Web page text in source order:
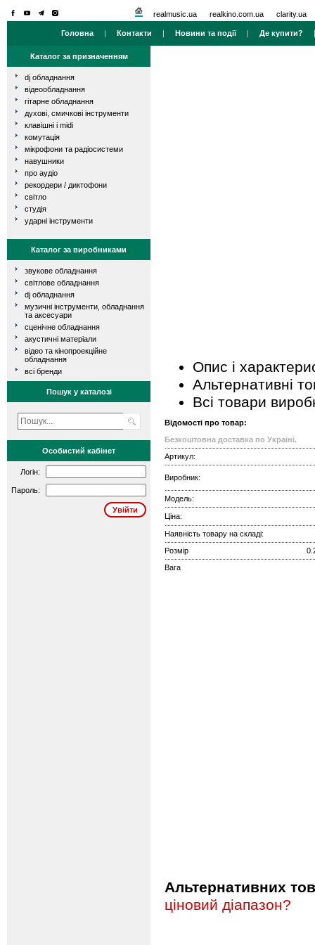
realmusic.ua realkino.com.ua clarity.ua
Головна | Контакти | Новини та події| Де купити?
Каталог за призначенням
dj обладнання
відеообладнання
гітарне обладнання
духові, смичкові інструменти
клавішні і midi
комутація
мікрофони та радіосистеми
навушники
про аудіо
рекордери / диктофони
світло
студія
ударні інструменти
Каталог за виробниками
звукове обладнання
світлове обладнання
dj обладнання
музичні інструменти, обладнання
та аксесуари
сценічне обладнання
акустичні матеріали
відео та кінопроекційне
обладнання
всі бренди
Пошук у каталозі
Особистий кабінет
Логін:
Пароль:
Опис і
Альтернативні
Всі товари
Відомості про товар:
Безкоштовна доставка по Україні.
Артикул:
Виробник:
Модель:
Ціна:
Наявність товару на складі:
Розмір
Вага
Альтернативних
ціновий діапазон?